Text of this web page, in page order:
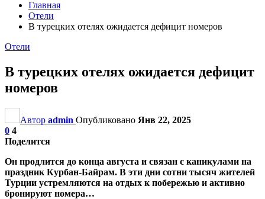
Главная
Отели
В турецких отелях ожидается дефицит номеров
Отели
В турецких отелях ожидается дефицит
номеров
Автор admin Опубликовано Янв 22, 2025
0 4
Поделится
Он продлится до конца августа и связан с каникулами на
праздник Курбан-Байрам. В эти дни сотни тысяч жителей
Турции устремляются на отдых к побережью и активно
бронируют номера…